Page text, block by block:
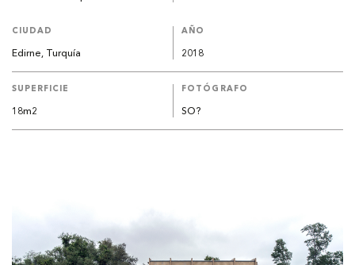
CIUDAD
Edirne, Turquía
AÑO
2018
SUPERFICIE
18m2
FOTÓGRAFO
SO?